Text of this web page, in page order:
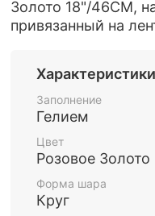
Золото 18"/46СМ,
привязанный на
Характеристики
Заполнение
Гелием
Цвет
Розовое Золото
Форма шара
Круг